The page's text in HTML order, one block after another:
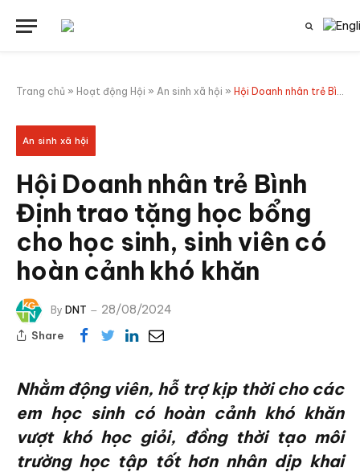
Trang chủ » Hoạt động Hội » An sinh xã hội » Hội Doanh nhân trẻ Bình Định trao tặng học bổng cho học sinh, sinh viên có hoàn cảnh khó khăn
An sinh xã hội
Hội Doanh nhân trẻ Bình
Định trao tặng học bổng
cho học sinh, sinh viên có
hoàn cảnh khó khăn
By DNT 28/08/2024
Share
Nhằm động viên, hỗ trợ kịp thời cho các
em học sinh có hoàn cảnh khó khăn
vượt khó học giỏi, đồng thời tạo môi
trường học tập tốt hơn nhân dịp khai